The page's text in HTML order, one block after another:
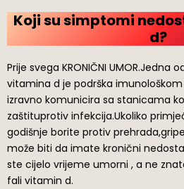
Koji su simptomi
d?
Prije svega KRONIČNI UMOR.Jedna
vitamina d je podrška
izravno komunicira sa stanicama
zaštituprotiv infekcija.Ukoliko
godišnje borite protiv
može biti da imate kronični
ste cijelo vrijeme umorni , a ne
fali vitamin d.